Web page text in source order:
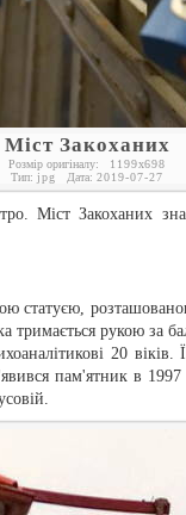
Міст Закоханих
Розмір оригіналу: 1199x698
Тип: jpg Дата: 2019-07-27
Міст Закоханих
статуєю,
рукою за
20
пам'ятник в